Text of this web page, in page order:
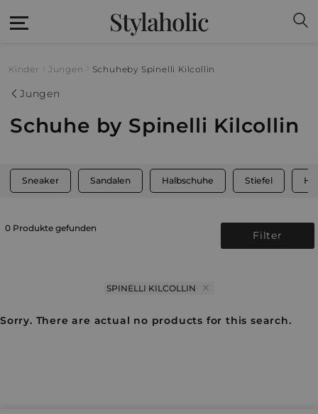
Stylaholic
Kinder Jungen Schuheby Spinelli Kilcollin
Jungen
Schuhe by Spinelli Kilcollin
Sneaker Sandalen Halbschuhe Stiefel
0 Produkte gefunden
Filter
SPINELLI KILCOLLIN
Sorry. There are actual no products for this search.